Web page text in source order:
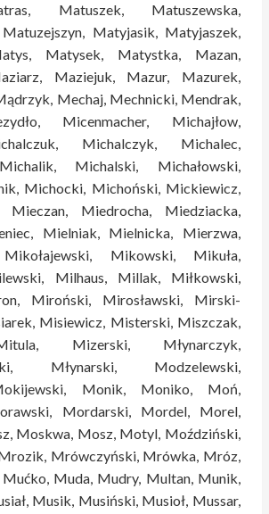
Matuszek, Matuszewska,
Matyjasik, Matyjaszek,
Matysek, Matystka, Mazan,
Maziejuk, Mazur, Mazurek,
Mechaj, Mechnicki, Mendrak,
Micenmacher, Michajłow,
Michalczyk, Michalec,
Michalski, Michałowski,
Michocki, Michoński, Mickiewicz,
Miedrocha, Miedziacka,
Mielniak, Mielnicka, Mierzwa,
Mikowski, Mikuła,
Milhaus, Millak, Miłkowski,
Miroński, Mirosławski, Mirski-
Misiewicz, Misterski, Miszczak,
Mizerski, Młynarczyk,
Młynarski, Modzelewski,
Monik, Moniko, Moń,
Mordarski, Mordel, Morel,
Moskwa, Mosz, Motyl, Moździński,
Mrówczyński, Mrówka, Mróz,
Muda, Mudry, Multan, Munik,
Musik, Musiński, Musioł, Mussar,